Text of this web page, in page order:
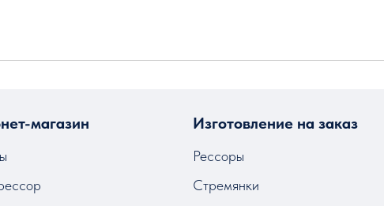
магазин Изготовление на заказ
Рессоры
Стремянки